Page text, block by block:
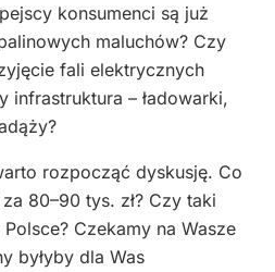
konsumenci są już
maluchów? Czy
fali elektrycznych
infrastruktura – ładowarki,
rozpocząć dyskusję. Co
80–90 tys. zł? Czy taki
Czekamy na Wasze
byłyby dla Was